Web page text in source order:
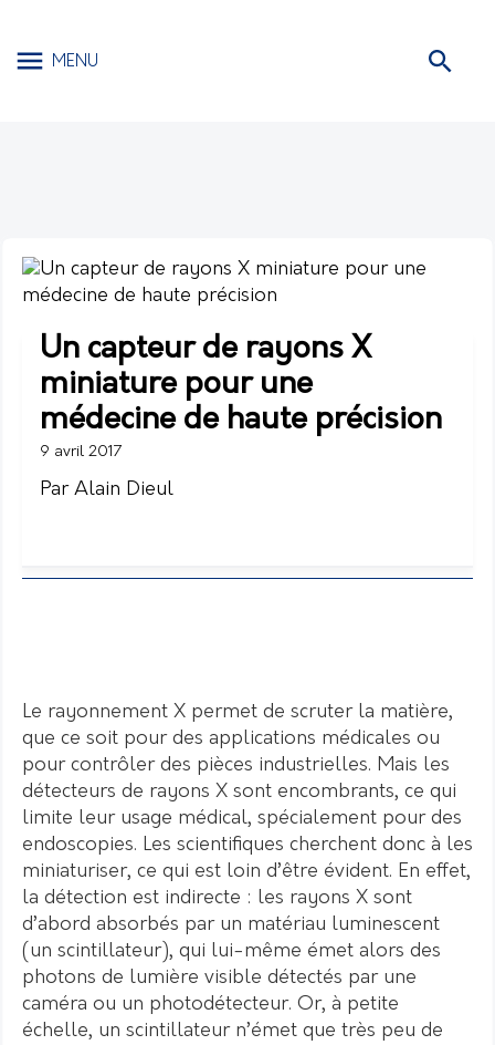
MENU
Un capteur de rayons X
miniature pour une
médecine de haute précision
9 avril 2017
Par Alain Dieul
Le rayonnement X permet de scruter la matière,
que ce soit pour des applications médicales ou
pour contrôler des pièces industrielles. Mais les
détecteurs de rayons X sont encombrants, ce qui
limite leur usage médical, spécialement pour des
endoscopies. Les scientifiques cherchent donc à les
miniaturiser, ce qui est loin d’être évident. En effet,
la détection est indirecte : les rayons X sont
d’abord absorbés par un matériau luminescent
(un scintillateur), qui lui-même émet alors des
photons de lumière visible détectés par une
caméra ou un photodétecteur. Or, à petite
échelle, un scintillateur n’émet que très peu de